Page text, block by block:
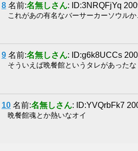
8 名前:名無しさん: ID:3NRQFjYq
これがあの有名なバーサーカーソウルか
9 名前:名無しさん: ID:g6k8UCCs
そういえば晩餐館というタレがあった
10 名前:名無しさん: ID:YVQrbFk7
晩餐館魂とか熱いなオイ